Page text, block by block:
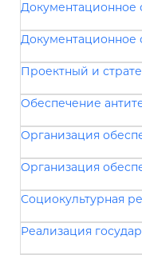
Документационное
Документационное
Проектный и
Обеспечение
Организация
Организация
Социокультурная
Реализация